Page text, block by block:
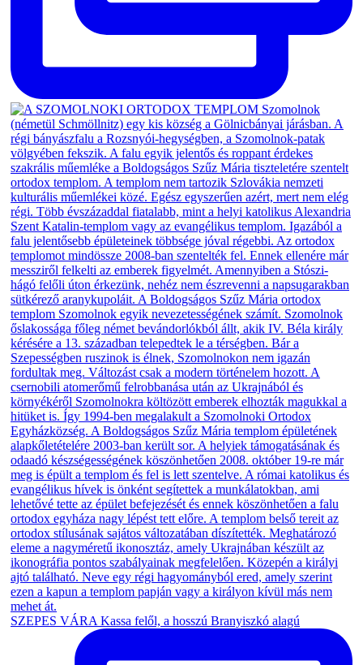
SZEPES VÁRA Kassa felől, a hosszú Branyiszkó alagú